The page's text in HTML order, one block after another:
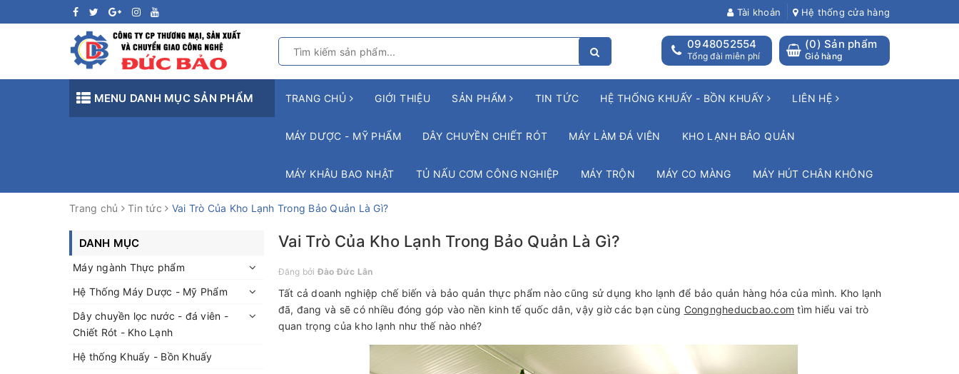
Tài khoản Hệ thống cửa hàng
(0) Sản phẩm
Giỏ hàng
0948052554
Tổng đài miễn phí
MENU DANH MỤC SẢN PHẨM TRANG CHỦ GIỚI THIỆU SẢN PHẨM TIN TỨC HỆ THỐNG KHUẤY - BỒN KHUẤY LIÊN HỆ
MÁY DƯỢC - MỸ PHẨM DÂY CHUYỀN CHIẾT RÓT MÁY LÀM ĐÁ VIÊN KHO LẠNH BẢO QUẢN
MÁY KHÂU BAO NHẬT TỦ NẤU CƠM CÔNG NGHIỆP MÁY TRỘN MÁY CO MÀNG MÁY HÚT CHÂN KHÔNG
Trang chủ Tin tức Vai Trò Của Kho Lạnh Trong Bảo Quản Là Gì?
Vai Trò Của Kho Lạnh Trong Bảo Quản Là Gì?
Đăng bởiĐào Đức Lân
Tất cả doanh nghiệp chế biến và bảo quản thực phẩm nào cũng sử dụng kho lạnh để bảo quản hàng hóa của mình. Kho lạnh
đã, đang và sẽ có nhiều đóng góp vào nền kinh tế quốc dân, vậy giờ các bạn cùng Congngheducbao.com tìm hiểu vai trò
quan trọng của kho lạnh như thế nào nhé?
DANH MỤC
Máy ngành Thực phẩm
Hệ Thống Máy Dược - Mỹ Phẩm
Dây chuyền lọc nước - đá viên -
Chiết Rót - Kho Lạnh
Hệ thống Khuấy - Bồn Khuấy